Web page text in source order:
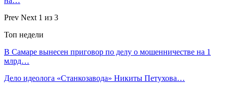
Prev Next 1 из 3
Топ недели
В Самаре вынесен приговор по делу о мошенничестве на 1
млрд…
Дело идеолога «Станкозавода» Никиты Петухова…